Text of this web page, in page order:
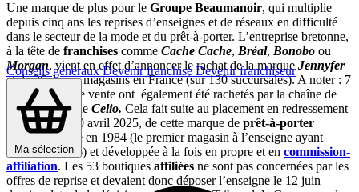
Conseils générauxDevenir franchiséDevenir franchiseur
Ma sélection
Une marque de plus pour le Groupe Beaumanoir, qui multiplie
depuis cinq ans les reprises d’enseignes et de réseaux en difficulté
dans le secteur de la mode et du prêt-à-porter. L’entreprise bretonne,
à la tête de franchises comme Cache Cache, Bréal, Bonobo ou
Morgan, vient en effet d’annoncer le rachat de la marqueJennyfer
et de 26 de ses magasins en France (sur 130 succursales). A noter : 7
autres points de vente ont également été rachetés par la chaîne de
mode masculine Celio. Cela fait suite au placement en redressement
judiciaire, le 30 avril 2025, de cette marque de prêt-à-porter
fémininlancée en 1984 (le premier magasin à l’enseigne ayant
ouvert en 1986) et développée à la fois en propre et en commission-
affiliation. Les 53 boutiques affiliées ne sont pas concernées par les
offres de reprise et devaient donc déposer l’enseigne le 12 juin